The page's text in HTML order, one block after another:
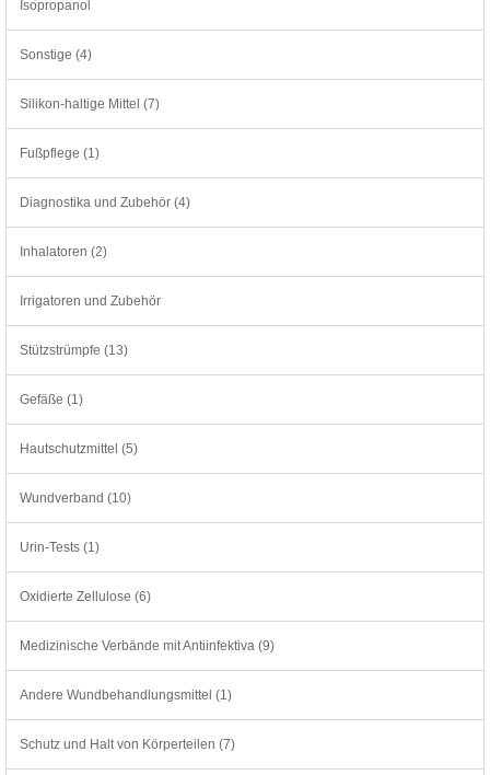
Isopropanol
Sonstige (4)
Silikon-haltige Mittel (7)
Fußpflege (1)
Diagnostika und Zubehör (4)
Inhalatoren (2)
Irrigatoren und Zubehör
Stützstrümpfe (13)
Gefäße (1)
Hautschutzmittel (5)
Wundverband (10)
Urin-Tests (1)
Oxidierte Zellulose (6)
Medizinische Verbände mit Antiinfektiva (9)
Andere Wundbehandlungsmittel (1)
Schutz und Halt von Körperteilen (7)